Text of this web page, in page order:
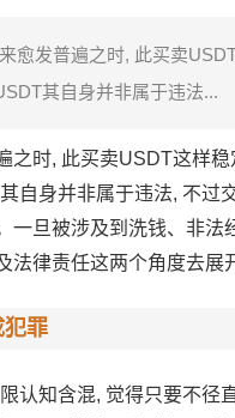
愈发普遍之时, 此买卖
其自身并非属于违法...
之时, 此买卖USDT这样
自身并非属于违法, 不过
一旦被涉及到洗钱、非
律责任这两个角度去展
犯罪
认知含混, 觉得只要不径